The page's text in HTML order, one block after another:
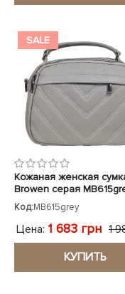
SALE
Кожаная женская
Browen серая
Код:MB615grey
Цена: 1 683 грн 1
КУПИТЬ